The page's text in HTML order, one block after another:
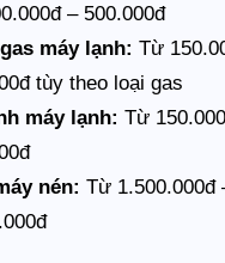
– 500.000đ
máy lạnh: Từ
tùy theo loại gas
máy lạnh: Từ
nén: Từ 1.500.000đ